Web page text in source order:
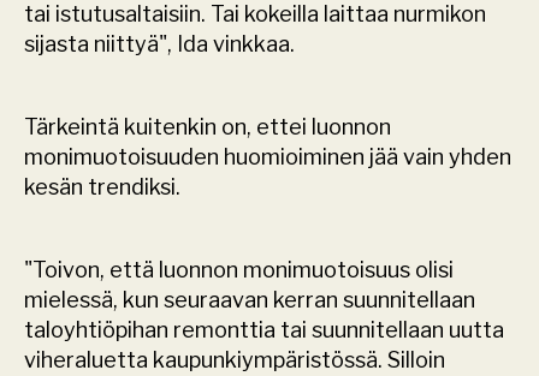
tai istutusaltaisiin. Tai kokeilla laittaa nurmikon
sijasta niittyä", Ida vinkkaa.
Tärkeintä kuitenkin on, ettei luonnon
monimuotoisuuden huomioiminen jää vain yhden
kesän trendiksi.
"Toivon, että luonnon monimuotoisuus olisi
mielessä, kun seuraavan kerran suunnitellaan
taloyhtiöpihan remonttia tai suunnitellaan uutta
viheraluetta kaupunkiympäristössä. Silloin